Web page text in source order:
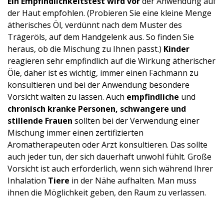
der Haut empfohlen. (Probieren Sie eine kleine Menge
ätherisches Öl, verdünnt nach dem Muster des
Trägeröls, auf dem Handgelenk aus. So finden Sie
heraus, ob die Mischung zu Ihnen passt.) Kinder
reagieren sehr empfindlich auf die Wirkung ätherischer
Öle, daher ist es wichtig, immer einen Fachmann zu
konsultieren und bei der Anwendung besondere
Vorsicht walten zu lassen. Auch empfindliche und
chronisch kranke Personen, schwangere und
stillende Frauen sollten bei der Verwendung einer
Mischung immer einen zertifizierten
Aromatherapeuten oder Arzt konsultieren. Das sollte
auch jeder tun, der sich dauerhaft unwohl fühlt. Große
Vorsicht ist auch erforderlich, wenn sich während Ihrer
Inhalation Tiere in der Nähe aufhalten. Man muss
ihnen die Möglichkeit geben, den Raum zu verlassen.